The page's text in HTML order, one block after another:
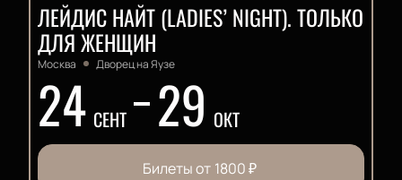
ЛЕЙДИС НАЙТ (LADIES’ NIGHT). ТОЛЬКО
ДЛЯ ЖЕНЩИН
Москва Дворец на Яузе
24 СЕНТ 29 ОКТ
Билеты от 1800₽